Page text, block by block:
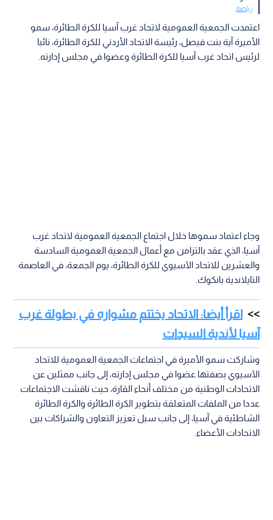
رياضة
اعتمدت الجمعية العمومية لاتحاد غرب آسيا للكرة الطائرة، سمو
الأميرة آية بنت فيصل، رئيسة الاتحاد الأردني للكرة الطائرة، نائبا
لرئيس اتحاد غرب آسيا للكرة الطائرة وعضوا في مجلس إدارته.
وجاء اعتماد سموها خلال اجتماع الجمعية العمومية لاتحاد غرب
آسيا، الذي عقد بالتزامن مع أعمال الجمعية العمومية السادسة
والعشرين للاتحاد الآسيوي للكرة الطائرة، يوم الجمعة، في العاصمة
التايلاندية بانكوك.
اقرأ أيضا: الاتحاد يختتم مشواره في بطولة غرب
آسيا لأندية السيدات
وشاركت سمو الأميرة في اجتماعات الجمعية العمومية للاتحاد
الآسيوي بصفتها عضوا في مجلس إدارته، إلى جانب ممثلين عن
الاتحادات الوطنية من مختلف أنحاء القارة، حيث ناقشت الاجتماعات
عددا من الملفات المتعلقة بتطوير الكرة الطائرة والكرة الطائرة
الشاطئية في آسيا، إلى جانب سبل تعزيز التعاون والشراكات بين
الاتحادات الأعضاء.